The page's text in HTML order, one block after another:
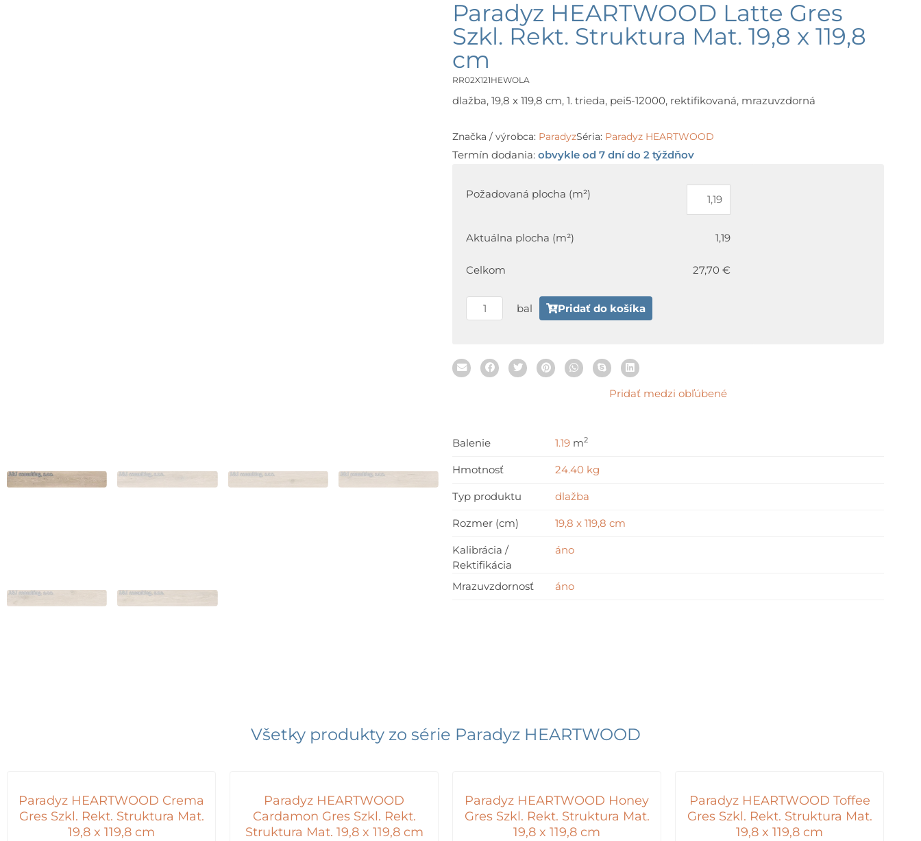
Paradyz HEARTWOOD Latte Gres
Szkl. Rekt. Struktura Mat. 19,8 x 119,8
cm
RR02X121HEWOLA
dlažba, 19,8 x 119,8 cm, 1. trieda, pei5-12000, rektifikovaná, mrazuvzdorná
Značka / výrobca: ParadyzSéria: Paradyz HEARTWOOD
Termín dodania: obvykle od 7 dní do 2 týždňov
Požadovaná plocha (m²)
Aktuálna plocha (m²) 1,19
Celkom 27,70 €
Paradyz
Szkl.
Struktura
Mat.
x
119,8
bal Pridať do košíka
Pridať medzi obľúbené
Balenie 1.19 m2
Hmotnosť 24.40 kg
Typ produktu dlažba
Rozmer (cm) 19,8 x 119,8 cm
Kalibrácia /
Rektifikácia
áno
Mrazuvzdornosť áno
Všetky produkty zo série Paradyz HEARTWOOD
Paradyz HEARTWOOD Crema
Gres Szkl. Rekt. Struktura Mat.
19,8 x 119,8 cm
Paradyz HEARTWOOD
Cardamon Gres Szkl. Rekt.
Struktura Mat. 19,8 x 119,8 cm
Paradyz HEARTWOOD Honey
Gres Szkl. Rekt. Struktura Mat.
19,8 x 119,8 cm
Paradyz HEARTWOOD Toffee
Gres Szkl. Rekt. Struktura Mat.
19,8 x 119,8 cm